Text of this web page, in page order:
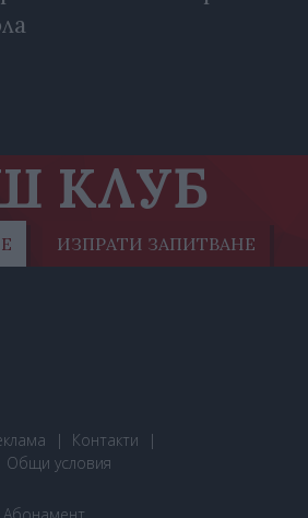
КЛУБ
ИЗПРАТИ ЗАПИТВАНЕ
Контакти
Общи условия
Абонамент